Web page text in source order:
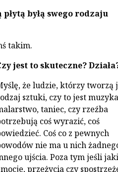
byłą swego rodzaju
takim.
jest to skuteczne?
że ludzie, którzy tworzą
sztuki, czy to jest
taniec, czy rzeźba
coś wyrazić, coś
Coś co z pewnych
nie ma u nich
ujścia. Poza tym jeśli
przeżycia czy